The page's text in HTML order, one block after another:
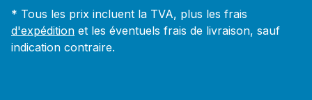
* Tous les prix incluent la TVA, plus les frais
d'expédition et les éventuels frais de livraison, sauf
indication contraire.